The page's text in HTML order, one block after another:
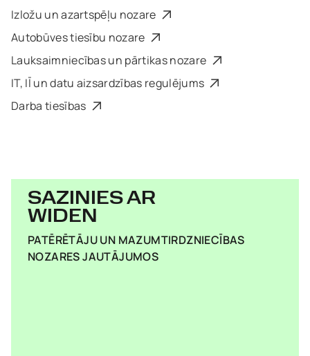
Izložu un azartspēļu nozare
Autobūves tiesību nozare
Lauksaimniecības un pārtikas nozare
IT, IĪ un datu aizsardzības regulējums
Darba tiesības
SAZINIES AR
WIDEN
PATĒRĒTĀJU UN MAZUMTIRDZNIECĪBAS
NOZARES JAUTĀJUMOS